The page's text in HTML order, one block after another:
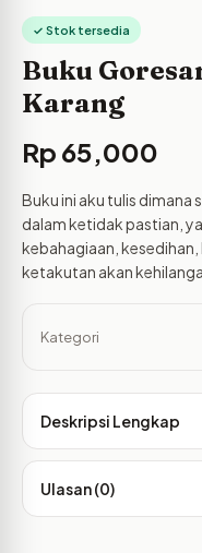
✓ Stok tersedia
Buku
Karang
Rp 65,000
Buku ini aku tulis dimana
dalam ketidak pastian,
kebahagiaan,
ketakutan akan
Kategori
Deskripsi Lengkap
Ulasan (0)